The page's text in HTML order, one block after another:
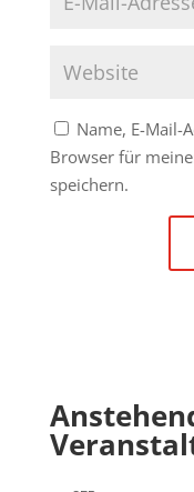
Name, E-Mail-
Browser für
speichern.